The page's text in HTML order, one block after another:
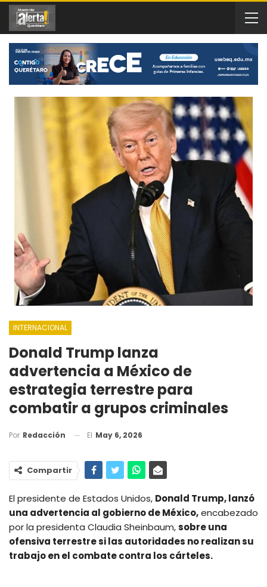
INTERNACIONAL
Donald Trump lanza
advertencia a México de
estrategia terrestre para
combatir a grupos criminales
Por Redacción El May 6, 2026
Compartir
El presidente de Estados Unidos, Donald Trump, lanzó
una advertencia al gobierno de México,encabezado
por la presidenta Claudia Sheinbaum,sobre una
ofensiva terrestre si las autoridades no realizan su
trabajo en el combate contra los cárteles.